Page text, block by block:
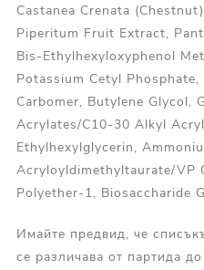
Castanea Crenata
Piperitum Fruit Extract,
Bis-Ethylhexyloxyphenol
Potassium Cetyl
Carbomer, Butylene Glycol,
Acrylates/C10-30 Alkyl
Ethylhexylglycerin,
Acryloyldimethyltaurate/VP
Polyether-1, Biosaccharide
Имайте предвид, че
се различава от партида